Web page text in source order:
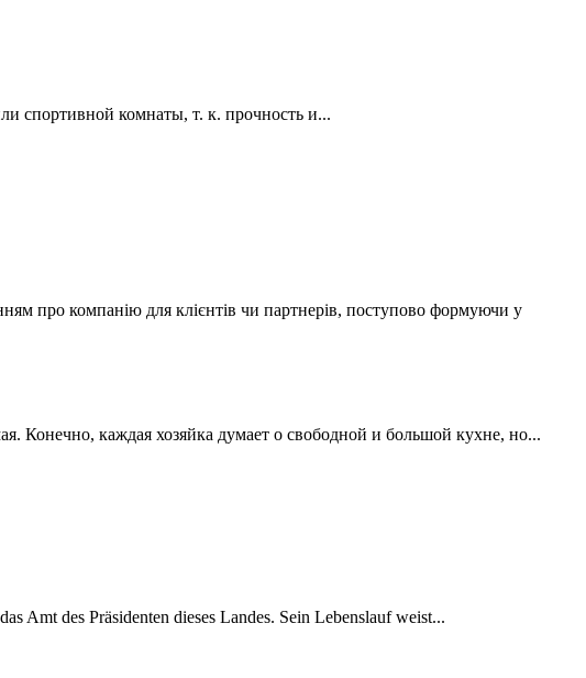
спортивной комнаты, т. к. прочность и...
про компанію для клієнтів чи партнерів, поступово формуючи у
Конечно, каждая хозяйка думает о свободной и большой кухне, но...
Amt des Präsidenten dieses Landes. Sein Lebenslauf weist...